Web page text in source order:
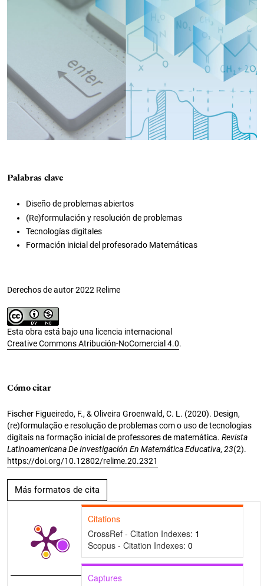
Palabras clave
Diseño de problemas abiertos
(Re)formulación y resolución de problemas
Tecnologías digitales
Formación inicial del profesorado Matemáticas
Derechos de autor 2022 Relime
Esta obra está bajo una licencia internacional
Creative Commons Atribución-NoComercial 4.0.
Cómo citar
Fischer Figueiredo, F., & Oliveira Groenwald, C. L. (2020). Design,
(re)formulação e resolução de problemas com o uso de tecnologias
digitais na formação inicial de professores de matemática. Revista
Latinoamericana De Investigación En Matemática Educativa,23(2).
https://doi.org/10.12802/relime.20.2321
Más formatos de cita
Citations
CrossRef - Citation Indexes: 1
Scopus - Citation Indexes: 0
Captures